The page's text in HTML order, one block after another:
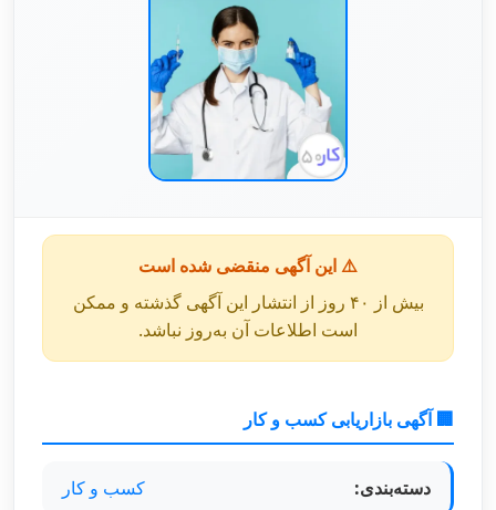
⚠️ این آگهی منقضی شده است
بیش از ۴۰ روز از انتشار این آگهی گذشته و ممکن
است اطلاعات آن به‌روز نباشد.
🏢 آگهی بازاریابی کسب و کار
دسته‌بندی: کسب و کار